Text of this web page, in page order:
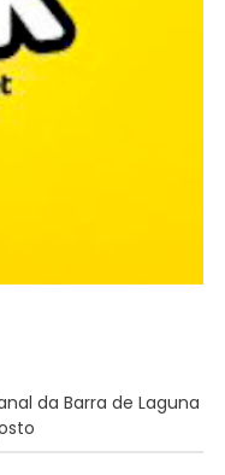
da Barra de Laguna